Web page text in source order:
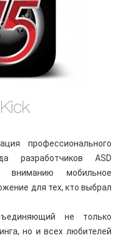
профессионального
разработчиков ASD
вниманию мобильное
для тех, кто выбрал
не только
но и всех любителей